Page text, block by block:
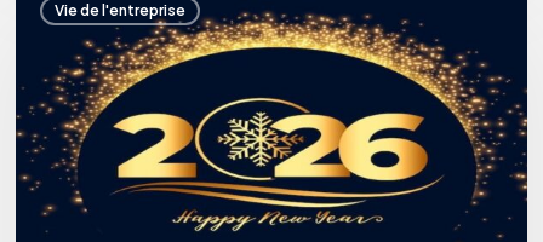
Vie de l'entreprise
Finance
souhaite
une
bonne
année
2026